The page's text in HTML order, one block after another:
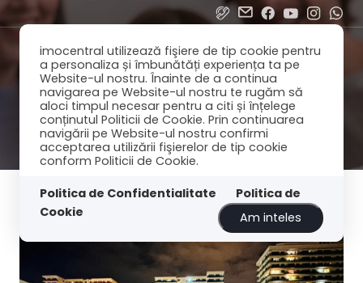
imocentral utilizează fişiere de tip cookie pentru
a personaliza și îmbunătăți experiența ta pe
Website-ul nostru. Înainte de a continua
navigarea pe Website-ul nostru te rugăm să
aloci timpul necesar pentru a citi și înțelege
conținutul Politicii de Cookie. Prin continuarea
navigării pe Website-ul nostru confirmi
acceptarea utilizării fişierelor de tip cookie
conform Politicii de Cookie.
Politica de Confidentialitate
Politica de
Cookie
Am inteles